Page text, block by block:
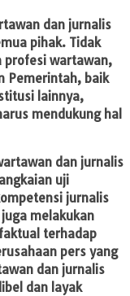
dan jurnalis
pihak. Tidak
profesi wartawan,
Pemerintah, baik
lainnya,
mendukung hal
dan jurnalis
uji
jurnalis
melakukan
terhadap
pers yang
dan jurnalis
dan layak